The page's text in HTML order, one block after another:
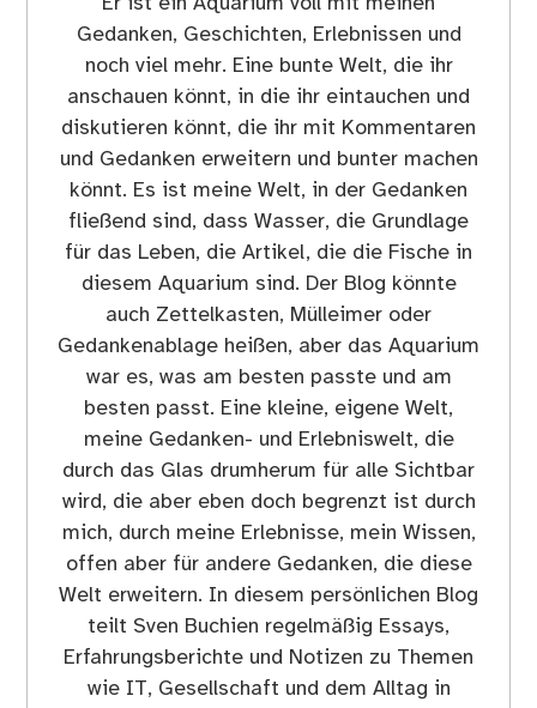
Gedanken, Geschichten, Erlebnissen und
noch viel mehr. Eine bunte Welt, die ihr
anschauen könnt, in die ihr eintauchen und
diskutieren könnt, die ihr mit Kommentaren
und Gedanken erweitern und bunter machen
könnt. Es ist meine Welt, in der Gedanken
fließend sind, dass Wasser, die Grundlage
für das Leben, die Artikel, die die Fische in
diesem Aquarium sind. Der Blog könnte
auch Zettelkasten, Mülleimer oder
Gedankenablage heißen, aber das Aquarium
war es, was am besten passte und am
besten passt. Eine kleine, eigene Welt,
meine Gedanken- und Erlebniswelt, die
durch das Glas drumherum für alle Sichtbar
wird, die aber eben doch begrenzt ist durch
mich, durch meine Erlebnisse, mein Wissen,
offen aber für andere Gedanken, die diese
Welt erweitern. In diesem persönlichen Blog
teilt Sven Buchien regelmäßig Essays,
Erfahrungsberichte und Notizen zu Themen
wie IT, Gesellschaft und dem Alltag in